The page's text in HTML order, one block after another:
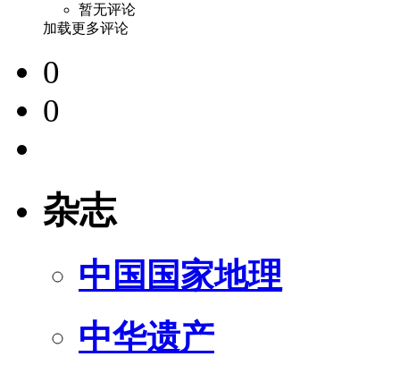
暂无评论
加载更多评论
0
0
杂志
中国国家地理
中华遗产